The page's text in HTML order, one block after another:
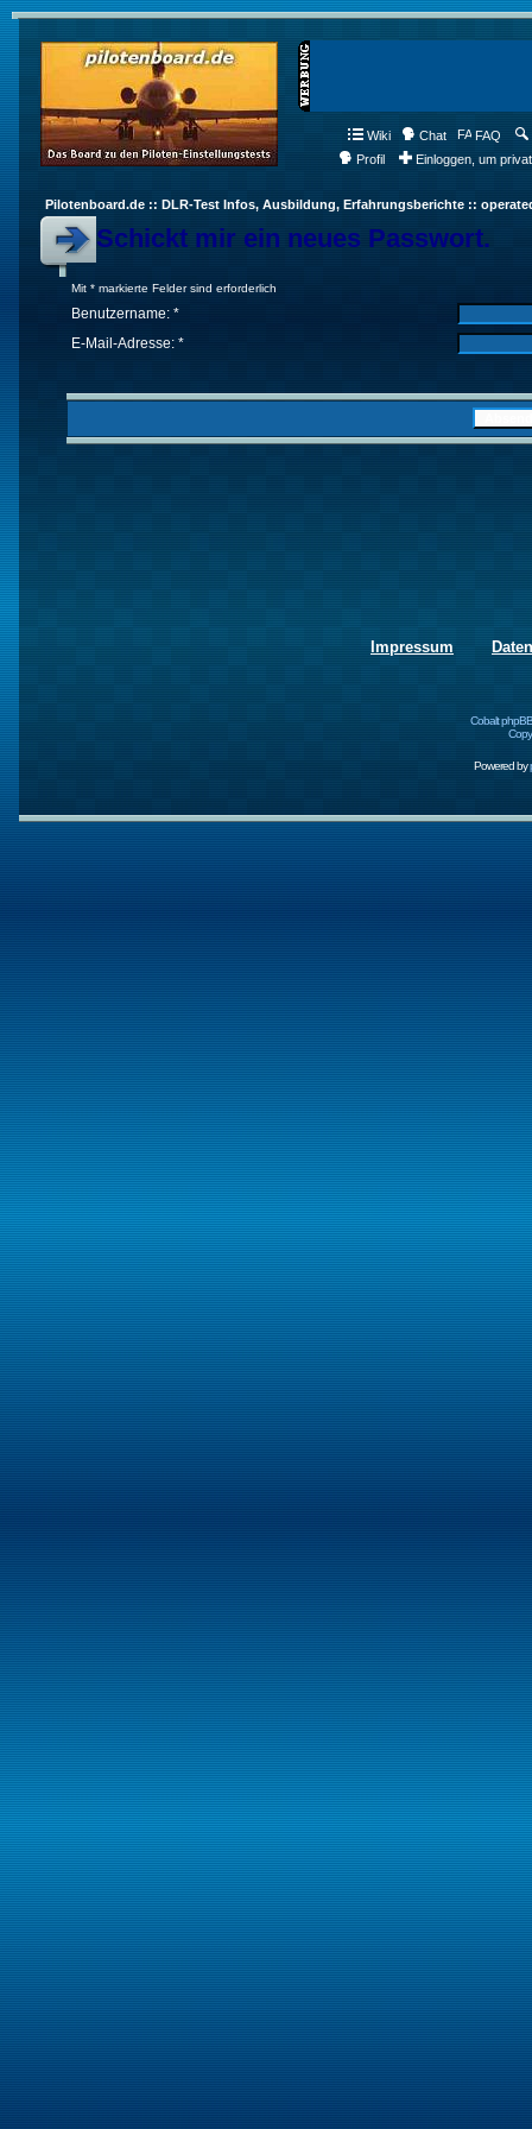
Wiki Chat FAQ
Profil
Einloggen, um
Pilotenboard.de :: DLR-Test Infos, Ausbildung, Erfahrungsberichte ::
Schickt mir ein neues Passwort.
Mit * markierte Felder sind erforderlich
Benutzername: *
E-Mail-Adresse: *
Impressum
Cobalt
Powered by